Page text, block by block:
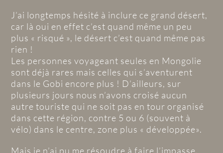
J’ai longtemps hésité à inclure ce grand désert,
car là oui en effet c’est quand même un peu
plus « risqué », le désert c’est quand même pas
rien !
Les personnes voyageant seules en Mongolie
sont déjà rares mais celles qui s’aventurent
dans le Gobi encore plus ! D’ailleurs, sur
plusieurs jours nous n’avons croisé aucun
autre touriste qui ne soit pas en tour organisé
dans cette région, contre 5 ou 6 (souvent à
vélo) dans le centre, zone plus « développée».
Mais je n’ai pu me résoudre à faire l’impasse,